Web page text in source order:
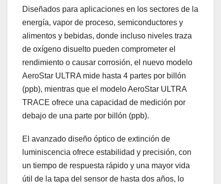
Diseñados para aplicaciones en los sectores de la
energía, vapor de proceso, semiconductores y
alimentos y bebidas, donde incluso niveles traza
de oxígeno disuelto pueden comprometer el
rendimiento o causar corrosión, el nuevo modelo
AeroStar ULTRA mide hasta 4 partes por billón
(ppb), mientras que el modelo AeroStar ULTRA
TRACE ofrece una capacidad de medición por
debajo de una parte por billón (ppb).
El avanzado diseño óptico de extinción de
luminiscencia ofrece estabilidad y precisión, con
un tiempo de respuesta rápido y una mayor vida
útil de la tapa del sensor de hasta dos años, lo